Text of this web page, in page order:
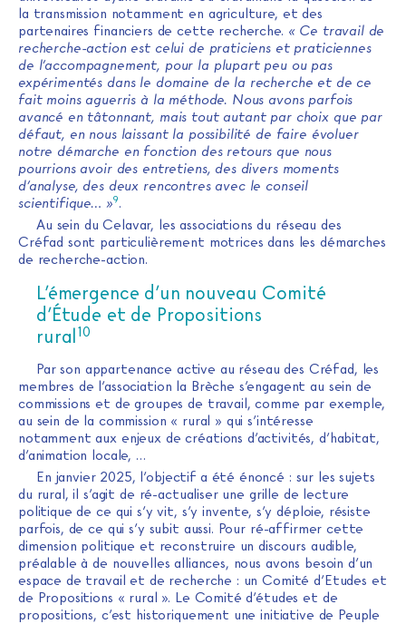
la transmission notamment en agriculture, et des
partenaires financiers de cette recherche. « Ce travail de
recherche-action est celui de praticiens et praticiennes
de l’accompagnement, pour la plupart peu ou pas
expérimentés dans le domaine de la recherche et de ce
fait moins aguerris à la méthode. Nous avons parfois
avancé en tâtonnant, mais tout autant par choix que par
défaut, en nous laissant la possibilité de faire évoluer
notre démarche en fonction des retours que nous
pourrions avoir des entretiens, des divers moments
d’analyse, des deux rencontres avec le conseil
scientifique… »9.
Au sein du Celavar, les associations du réseau des
Créfad sont particulièrement motrices dans les démarches
de recherche-action.
L’émergence d’un nouveau Comité
d’Étude et de Propositions
rural 10
Par son appartenance active au réseau des Créfad, les
membres de l’association la Brèche s’engagent au sein de
commissions et de groupes de travail, comme par exemple,
au sein de la commission « rural » qui s’intéresse
notamment aux enjeux de créations d’activités, d’habitat,
d’animation locale, …
En janvier 2025, l’objectif a été énoncé : sur les sujets
du rural, il s’agit de ré-actualiser une grille de lecture
politique de ce qui s’y vit, s’y invente, s’y déploie, résiste
parfois, de ce qui s’y subit aussi. Pour ré-affirmer cette
dimension politique et reconstruire un discours audible,
préalable à de nouvelles alliances, nous avons besoin d’un
espace de travail et de recherche : un Comité d’Etudes et
de Propositions « rural ». Le Comité d’études et de
propositions, c’est historiquement une initiative de Peuple